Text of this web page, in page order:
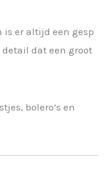
is er altijd een gesp
dat een groot
bolero’s en